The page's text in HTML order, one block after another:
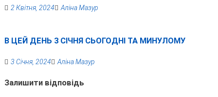
2 Квітня, 2024 Аліна Мазур
В ЦЕЙ ДЕНЬ 3 СІЧНЯ СЬОГОДНІ ТА МИНУЛОМУ
3 Січня, 2024 Аліна Мазур
Залишити відповідь